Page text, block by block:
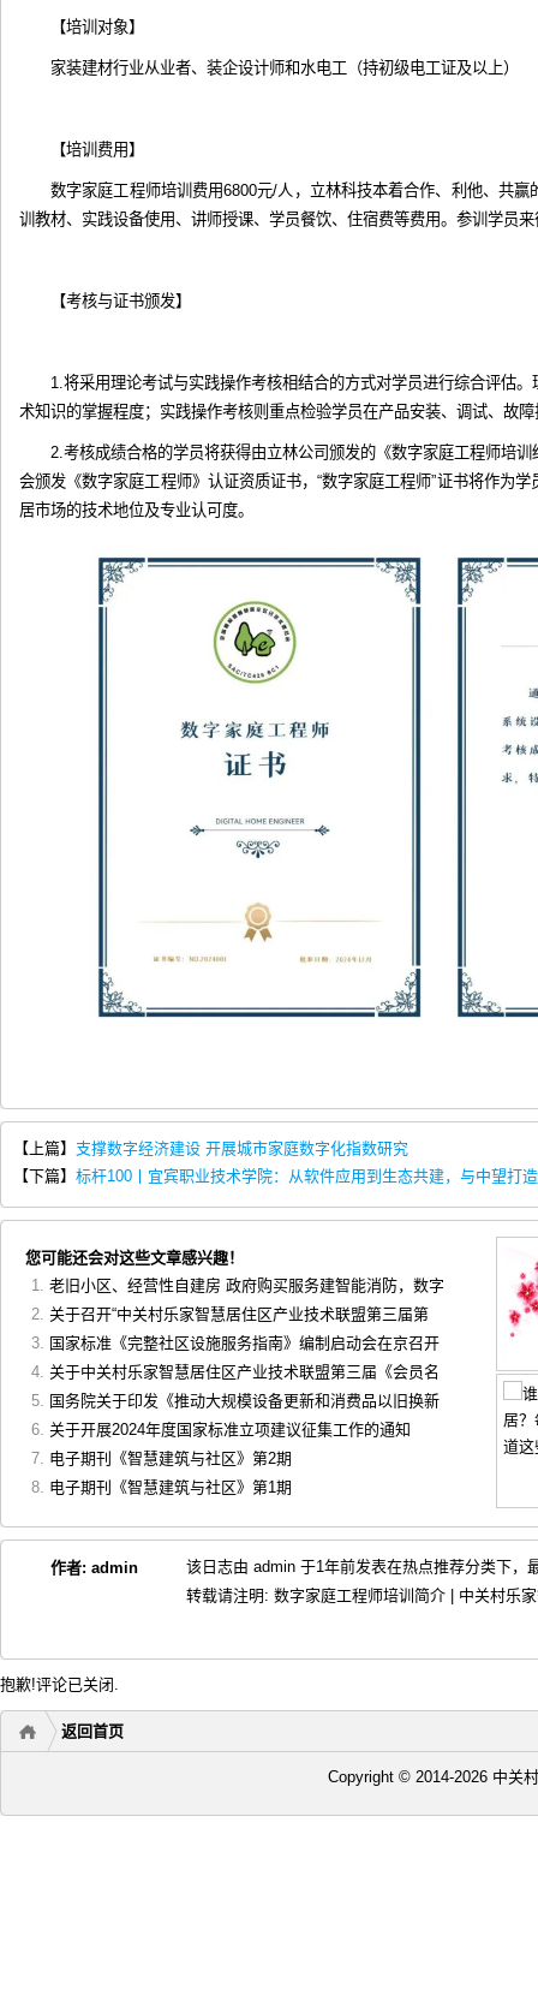
【培训对象】
家装建材行业从业者、装企设计师和水电工（持初级电工证及以上）
【培训费用】
数字家庭工程师培训费用6800元/人，立林科技本着合作、利他、共
训教材、实践设备使用、讲师授课、学员餐饮、住宿费等费用。参训学员
【考核与证书颁发】
1.将采用理论考试与实践操作考核相结合的方式对学员进行综合评估
术知识的掌握程度；实践操作考核则重点检验学员在产品安装、调试、故
2.考核成绩合格的学员将获得由立林公司颁发的《数字家庭工程师培
会颁发《数字家庭工程师》认证资质证书，“数字家庭工程师”证书将作为
居市场的技术地位及专业认可度。
【上篇】 支撑数字经济建设 开展城市家庭数字化指数研究
【下篇】 标杆100丨宜宾职业技术学院：从软件应用到生态共建，与中望打
您可能还会对这些文章感兴趣！
老旧小区、经营性自建房 政府购买服务建智能消防，数字
关于召开“中关村乐家智慧居住区产业技术联盟第三届第
国家标准《完整社区设施服务指南》编制启动会在京召开
关于中关村乐家智慧居住区产业技术联盟第三届《会员名
国务院关于印发《推动大规模设备更新和消费品以旧换新
关于开展2024年度国家标准立项建议征集工作的通知
电子期刊《智慧建筑与社区》第2期
电子期刊《智慧建筑与社区》第1期
作者: admin 该日志由 admin 于1年前发表在热点推荐分类下，
转载请注明: 数字家庭工程师培训简介 | 中关村乐
抱歉!评论已关闭.
返回首页
Copyright © 2014-2026 中关